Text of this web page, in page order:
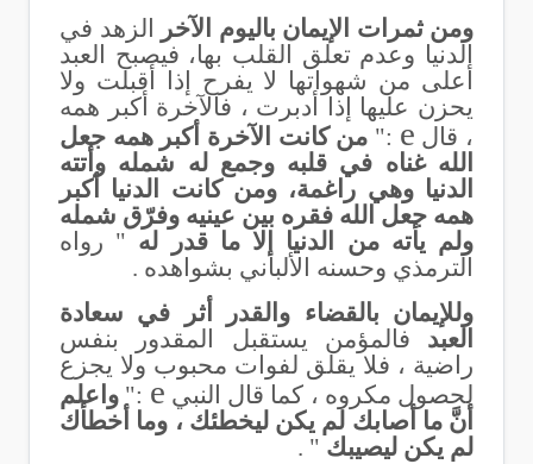
ومن ثمرات الإيمان باليوم الآخر
الزهد في
الدنيا وعدم تعلق القلب بها، فيصبح العبد
أعلى من شهواتها لا يفرح إذا أقبلت ولا
يحزن عليها إذا أدبرت ، فالآخرة أكبر همه
، قال e
:" من كانت الآخرة أكبر همه جعل
الله غناه في قلبه وجمع له شمله وأتته
الدنيا وهي راغمة، ومن كانت الدنيا أكبر
همه جعل الله فقره بين عينيه وفرّق شمله
ولم يأته من الدنيا إلا ما قدر له " رواه
الترمذي وحسنه الألباني بشواهده .
وللإيمان بالقضاء والقدر أثر في سعادة
العبد فالمؤمن يستقبل المقدور بنفس
راضية ، فلا يقلق لفوات محبوب ولا يجزع
لحصول مكروه ، كما قال النبي e
:" واعلم
أنَّ ما أصابك لم يكن ليخطئك ، وما أخطأك
لم يكن ليصيبك " .